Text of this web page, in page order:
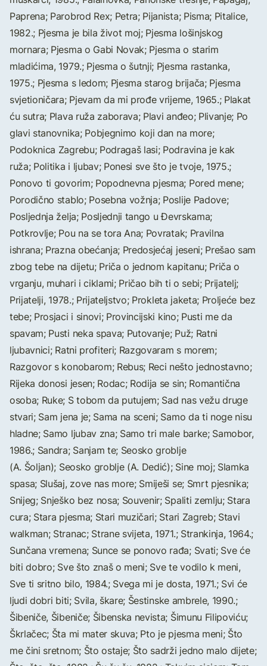
Paprena; Parobrod Rex; Petra; Pijanista; Pisma; Pitalice,
1982.; Pjesma je bila život moj; Pjesma lošinjskog
mornara; Pjesma o Gabi Novak; Pjesma o starim
mladićima, 1979.; Pjesma o šutnji; Pjesma rastanka,
1975.; Pjesma s ledom; Pjesma starog brijača; Pjesma
svjetioničara; Pjevam da mi prođe vrijeme, 1965.; Plakat
ću sutra; Plava ruža zaborava; Plavi anđeo; Plivanje; Po
glavi stanovnika; Pobjegnimo koji dan na more;
Podoknica Zagrebu; Podragaš lasi; Podravina je kak
ruža; Politika i ljubav; Ponesi sve što je tvoje, 1975.;
Ponovo ti govorim; Popodnevna pjesma; Pored mene;
Porodično stablo; Posebna vožnja; Poslije Padove;
Posljednja želja; Posljednji tango u Đevrskama;
Potkrovlje; Pou na se tora Ana; Povratak; Pravilna
ishrana; Prazna obećanja; Predosjećaj jeseni; Prešao sam
zbog tebe na dijetu; Priča o jednom kapitanu; Priča o
vrganju, muhari i ciklami; Pričao bih ti o sebi; Prijatelj;
Prijatelji, 1978.; Prijateljstvo; Prokleta jaketa; Proljeće bez
tebe; Prosjaci i sinovi; Provincijski kino; Pusti me da
spavam; Pusti neka spava; Putovanje; Puž; Ratni
ljubavnici; Ratni profiteri; Razgovaram s morem;
Razgovor s konobarom; Rebus; Reci nešto jednostavno;
Rijeka donosi jesen; Rodac; Rodija se sin; Romantična
osoba; Ruke; S tobom da putujem; Sad nas vežu druge
stvari; Sam jena je; Sama na sceni; Samo da ti noge nisu
hladne; Samo ljubav zna; Samo tri male barke; Samobor,
1986.; Sandra; Sanjam te; Seosko groblje
(A. Šoljan); Seosko groblje (A. Dedić); Sine moj; Slamka
spasa; Slušaj, zove nas more; Smiješi se; Smrt pjesnika;
Snijeg; Snješko bez nosa; Souvenir; Spaliti zemlju; Stara
cura; Stara pjesma; Stari muzičari; Stari Zagreb; Stavi
walkman; Stranac; Strane svijeta, 1971.; Strankinja, 1964.;
Sunčana vremena; Sunce se ponovo rađa; Svati; Sve će
biti dobro; Sve što znaš o meni; Sve te vodilo k meni,
Sve ti sritno bilo, 1984.; Svega mi je dosta, 1971.; Svi će
ljudi dobri biti; Svila, škare; Šestinske ambrele, 1990.;
Šibeniče, Šibeniče; Šibenska nevista; Šimunu Filipoviću;
Škrlačec; Šta mi mater skuva; Pto je pjesma meni; Što
me čini sretnom; Što ostaje; Što sadrži jedno malo dijete;